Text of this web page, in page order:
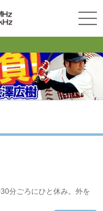
分ごろにひと休み。外を